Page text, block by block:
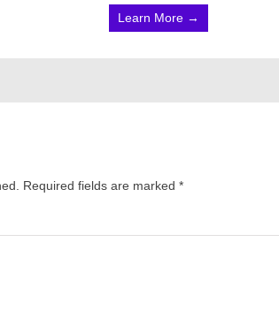
Learn More →
Required fields are marked *